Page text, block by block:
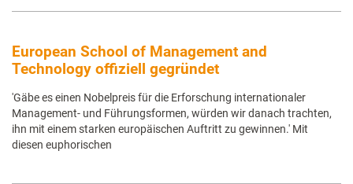
European School of Management and
Technology offiziell gegründet
'Gäbe es einen Nobelpreis für die Erforschung internationaler
Management- und Führungsformen, würden wir danach trachten,
ihn mit einem starken europäischen Auftritt zu gewinnen.' Mit
diesen euphorischen